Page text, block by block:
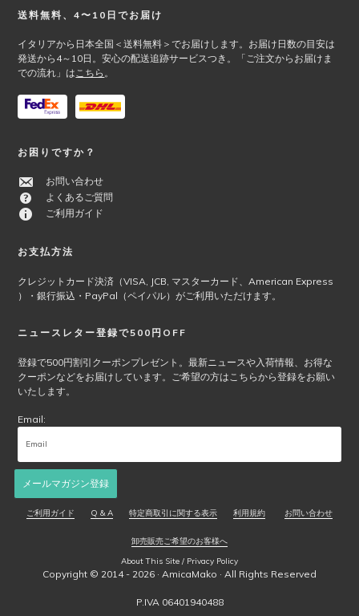
か
選
択
で
き
ま
シ
ョ
ン
が
あ
り
ま
ョ
ペ
ー
か
選
択
ま
Footer
送料無料、4〜10日でお届け
イタリアから日本全国＜送料無料＞でお届けします。お届け日数の目安は
発送から4～10日。安心の配送追跡サービスつき。「ご注文からお届けま
での流れ」はこちら 。
お困りですか？
お問い合わせ
よくあるご質問
ご利用ガイド
お支払方法
クレジットカード決済（VISA, JCB, マスターカード、American Express
）・銀行振込・PayPal（ペイパル）がご利用いただけます。
ニュースレター登録で500円OFF
登録で500円割引クーポンプレゼント。最新ニュースや入荷情報、お得な
クーポンなどをお届けしています。ご希望の方はこちらから登録をお願い
いたします。
Email:
メールマガジン登録
ご利用ガイド Q & A 特定商取引に関する表示 利用規約 お問い合わせ
卸売販売ご希望のお客様へ
About This Site / Privacy Policy
Copyright © 2014 - 2026 · AmicaMako · All Rights Reserved
P.IVA 06401940488